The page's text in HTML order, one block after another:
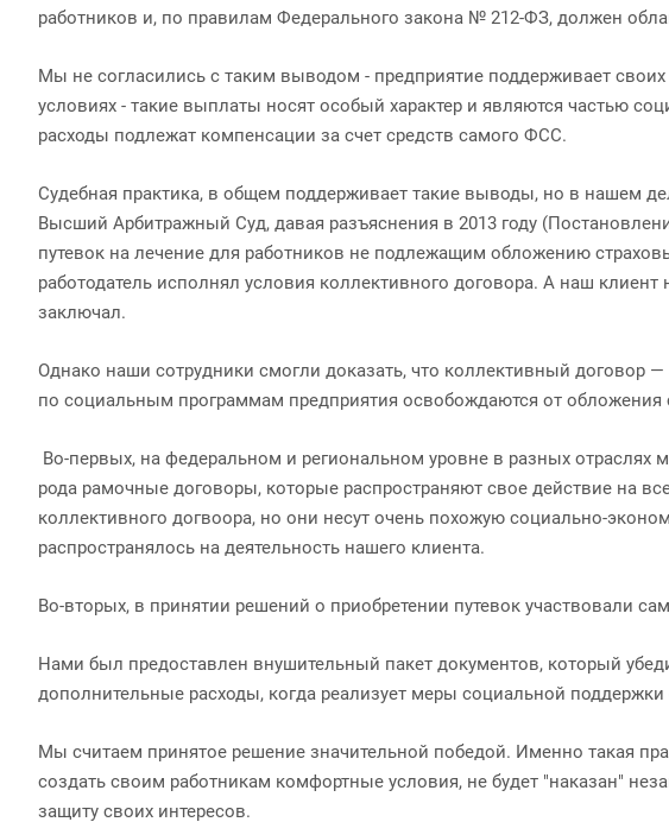
работников и, по правилам Федерального закона № 212-ФЗ, должен
Мы не согласились с таким выводом - предприятие поддерживает
условиях - такие выплаты носят особый характер и являются частью
расходы подлежат компенсации за счет средств самого ФСС.
Судебная практика, в общем поддерживает такие выводы, но в нашем
Высший Арбитражный Суд, давая разъяснения в 2013 году
путевок на лечение для работников не подлежащим обложению
работодатель исполнял условия коллективного договора. А наш
заключал.
Однако наши сотрудники смогли доказать, что коллективный договор
по социальным программам предприятия освобождаются от
Во-первых, на федеральном и региональном уровне в разных отраслях
рода рамочные договоры, которые распространяют свое действие на
коллективного догвоора, но они несут очень похожую социально-
распространялось на деятельность нашего клиента.
Во-вторых, в принятии решений о приобретении путевок участвовали
Нами был предоставлен внушительный пакет документов, который
дополнительные расходы, когда реализует меры социальной поддержки
Мы считаем принятое решение значительной победой. Именно такая
создать своим работникам комфортные условия, не будет "наказан"
защиту своих интересов.